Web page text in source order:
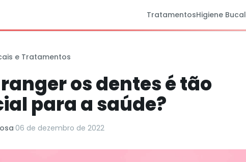
TratamentosHigiene Bucal
e Tratamentos
os dentes é tão
para a saúde?
·06 de dezembro de 2022